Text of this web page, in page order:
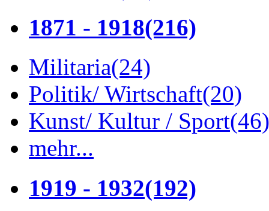
1871 - 1918(216)
Militaria(24)
Politik/ Wirtschaft(20)
Kunst/ Kultur / Sport(46)
mehr...
1919 - 1932(192)